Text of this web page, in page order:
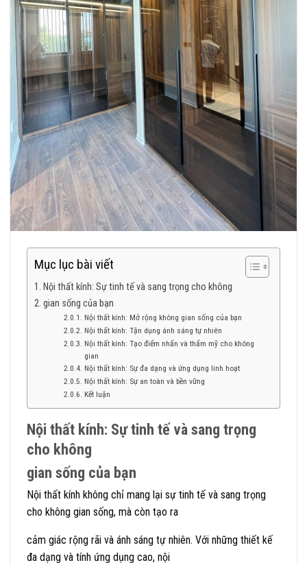
Mục lục bài viết
Nội thất kính: Sự tinh tế và sang trọng cho không
gian sống của bạn
Nội thất kính: Mở rộng không gian sống của bạn
Nội thất kính: Tận dụng ánh sáng tự nhiên
Nội thất kính: Tạo điểm nhấn và thẩm mỹ cho không
gian
Nội thất kính: Sự đa dạng và ứng dụng linh hoạt
Nội thất kính: Sự an toàn và bền vững
Kết luận
Nội thất kính: Sự tinh tế và sang trọng
cho không
gian sống của bạn
Nội thất kính không chỉ mang lại sự tinh tế và sang trọng
cho không gian sống, mà còn tạo ra
cảm giác rộng rãi và ánh sáng tự nhiên. Với những thiết kế
đa dạng và tính ứng dụng cao, nội